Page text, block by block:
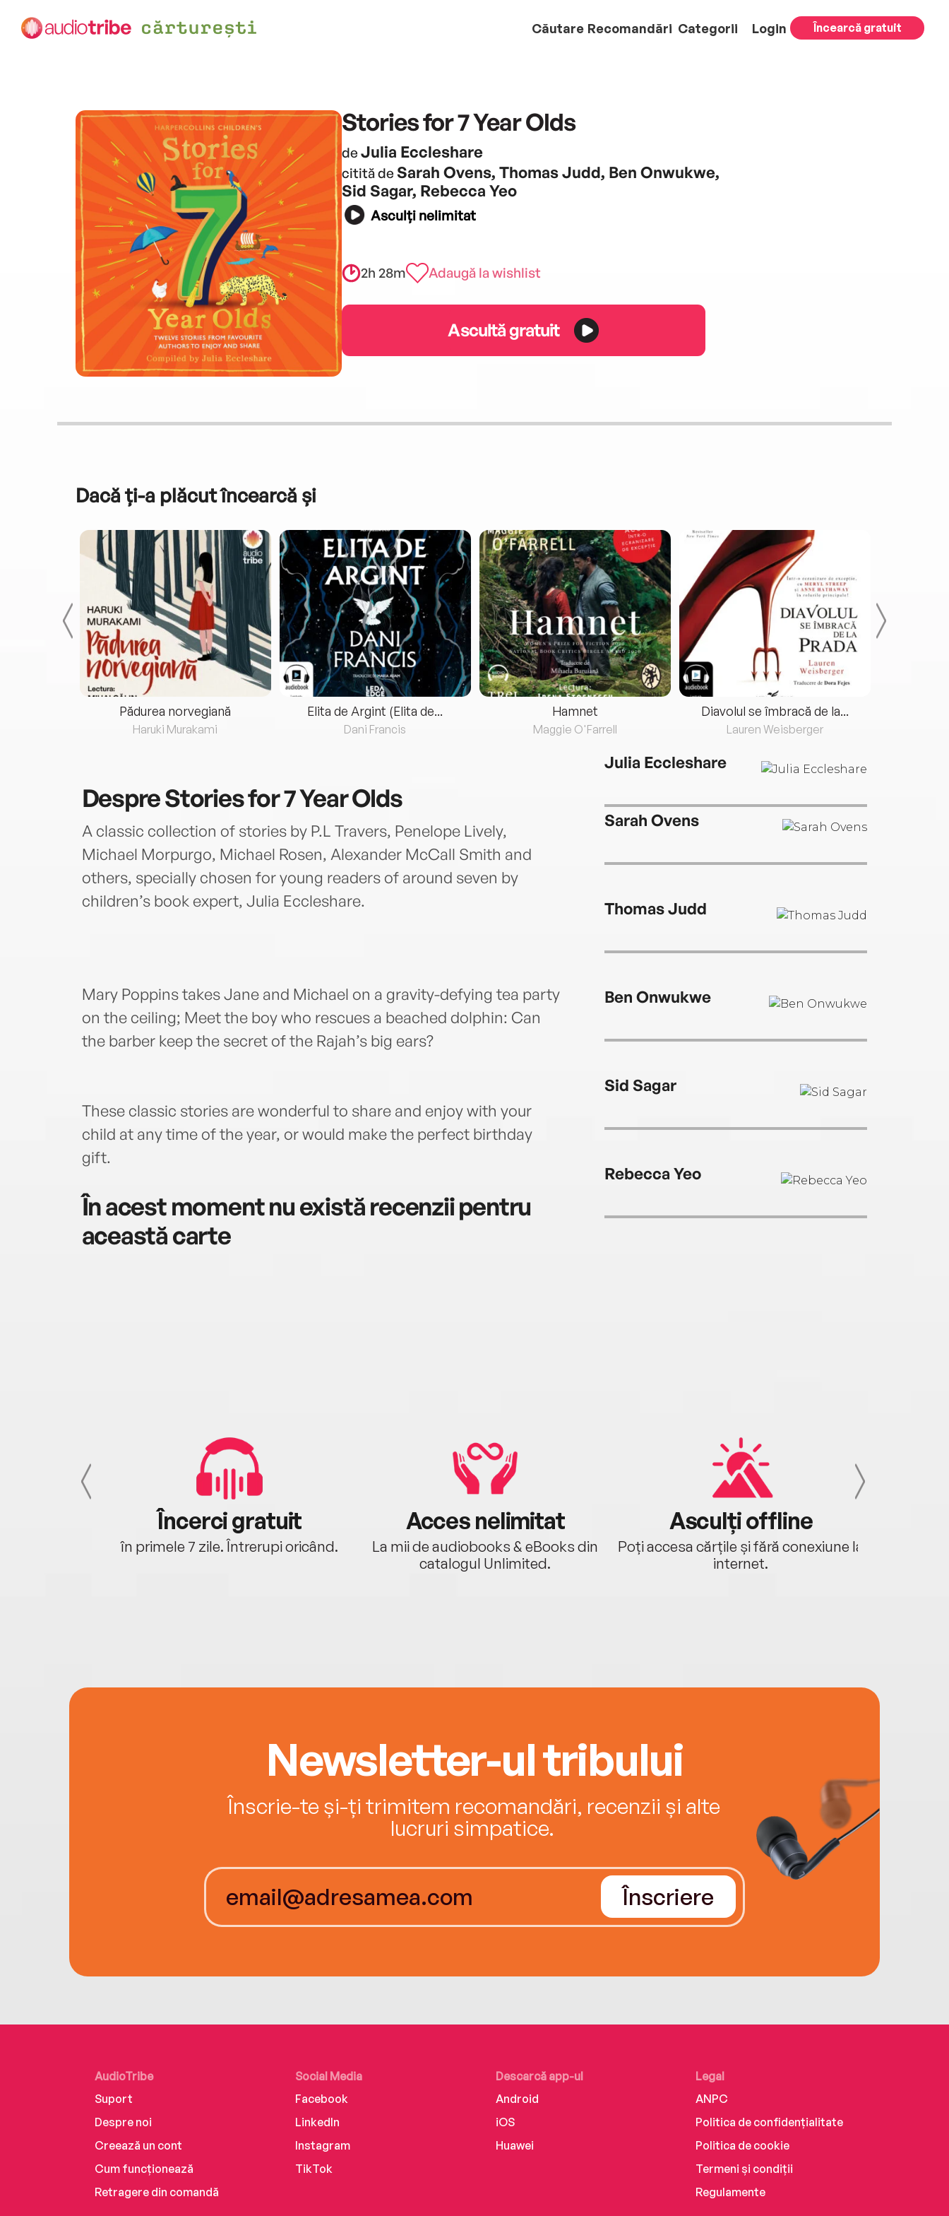
Căutare Recomandări Categorii Login Încearcă gratuit
Stories for 7 Year Olds
de Julia Eccleshare
citită de Sarah Ovens, Thomas Judd, Ben Onwukwe,
Sid Sagar, Rebecca Yeo
Asculți nelimitat
2h 28m Adaugă la wishlist
Ascultă gratuit
Dacă ți-a plăcut încearcă și
Pădurea norvegiană
Haruki Murakami
Elita de Argint (Elita de...
Dani Francis
Hamnet
Maggie O'Farrell
Diavolul se îmbracă de la...
Lauren Weisberger
DespreStories for 7 Year Olds
A classic collection of stories by P.L Travers, Penelope Lively,
Michael Morpurgo, Michael Rosen, Alexander McCall Smith and
others, specially chosen for young readers of around seven by
children’s book expert, Julia Eccleshare.
Mary Poppins takes Jane and Michael on a gravity-defying tea party
on the ceiling; Meet the boy who rescues a beached dolphin: Can
the barber keep the secret of the Rajah’s big ears?
These classic stories are wonderful to share and enjoy with your
child at any time of the year, or would make the perfect birthday
gift.
În acest moment nu există recenzii pentru
această carte
Julia Eccleshare
Sarah Ovens
Thomas Judd
Ben Onwukwe
Sid Sagar
Rebecca Yeo
Încerci gratuit
în primele 7 zile. Întrerupi oricând.
Acces nelimitat
La mii de audiobooks & eBooks din
catalogul Unlimited.
Asculți offline
Poți accesa cărțile și fără conexiune la
internet.
Newsletter-ul tribului
Înscrie-te și-ți trimitem recomandări, recenzii și alte
lucruri simpatice.
Înscriere
AudioTribe
Suport
Despre noi
Creează un cont
Cum funcționează
Retragere din comandă
Social Media
Facebook
LinkedIn
Instagram
TikTok
Descarcă app-ul
Android
iOS
Huawei
Legal
ANPC
Politica de confidențialitate
Politica de cookie
Termeni și condiții
Regulamente